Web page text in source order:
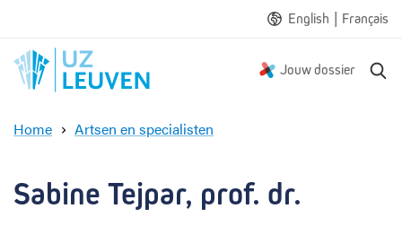
English | Français
Jouw dossier
Home Artsen en specialisten
i
Sabine Tejpar, prof. dr.